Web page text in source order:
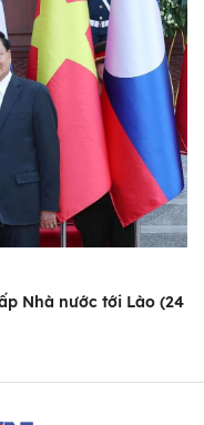
Nhà nước tới Lào (24